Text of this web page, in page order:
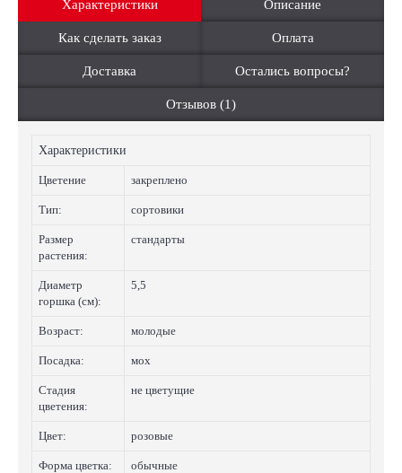
Характеристики Описание
Как сделать заказ Оплата
Доставка Остались вопросы?
Отзывов (1)
Характеристики
Цветение закреплено
Тип: сортовики
Размер
растения:
стандарты
Диаметр
горшка (см):
5,5
Возраст: молодые
Посадка: мох
Стадия
цветения:
не цветущие
Цвет: розовые
Форма цветка: обычные